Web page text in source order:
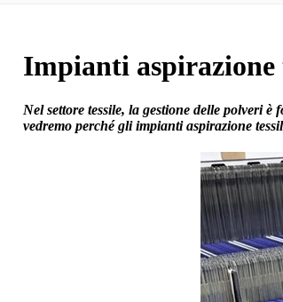
Impianti aspirazione
Nel settore tessile, la gestione delle polveri
vedremo perché gli impianti aspirazione